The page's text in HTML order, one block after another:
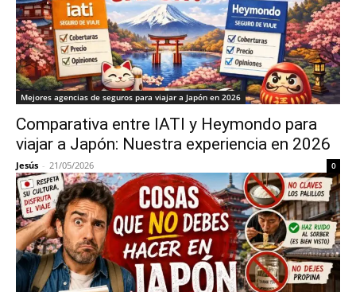
Mejores agencias de seguros para viajar a Japón en 2026
Comparativa entre IATI y Heymondo para
viajar a Japón: Nuestra experiencia en 2026
Jesús - 21/05/2026 0